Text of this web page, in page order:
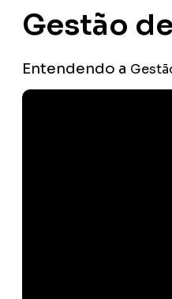
Gestão
Entendendo a